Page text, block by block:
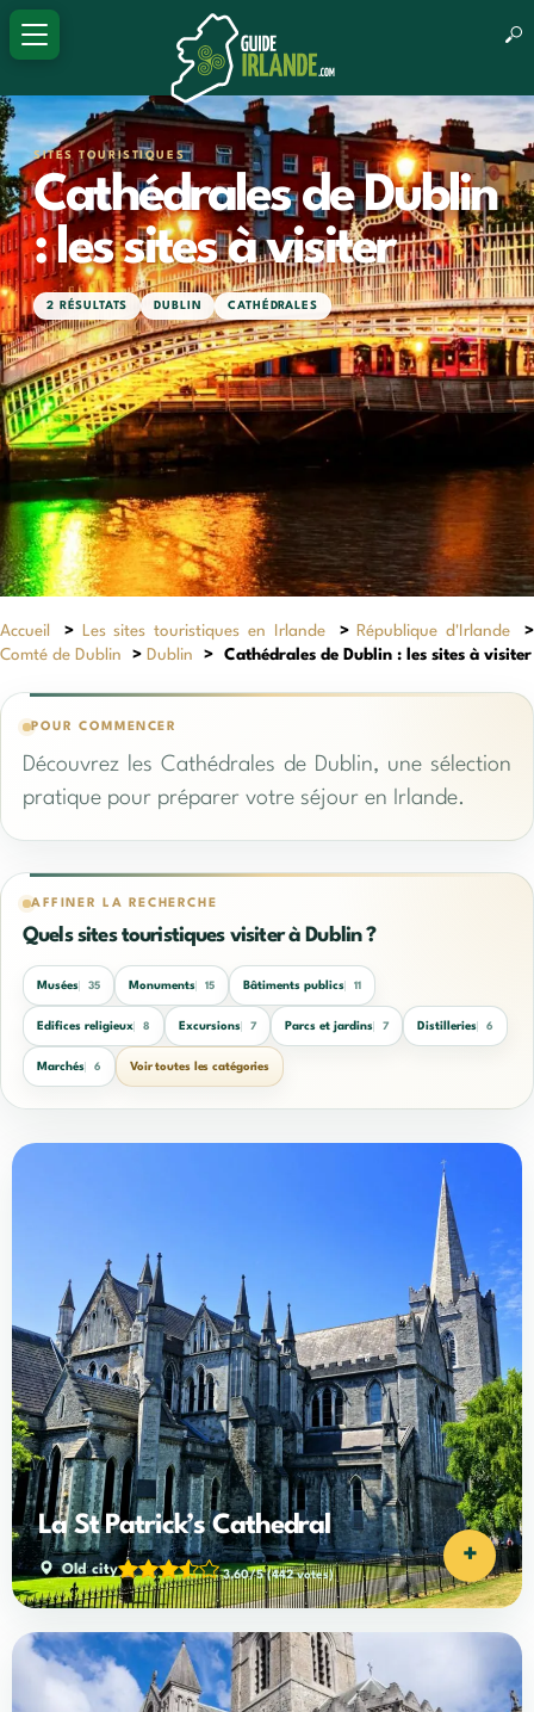
SITES TOURISTIQUES
Cathédrales de Dublin
: les sites à visiter
2 RÉSULTATS DUBLIN CATHÉDRALES
Accueil > Les sites touristiques en Irlande > République d'Irlande
>
Comté de Dublin
> Dublin > Cathédrales de Dublin : les sites à visiter
POUR COMMENCER
Découvrez les Cathédrales de Dublin, une sélection
pratique pour préparer votre séjour en Irlande.
AFFINER LA RECHERCHE
Quels sites touristiques visiter à Dublin ?
Musées 35 Monuments 15 Bâtiments publics 11
Edifices religieux 8 Excursions 7 Parcs et jardins 7 Distilleries 6
Marchés 6 Voir toutes les catégories
La St Patrick’s Cathedral
Old city 3,60/5(442 votes)
+